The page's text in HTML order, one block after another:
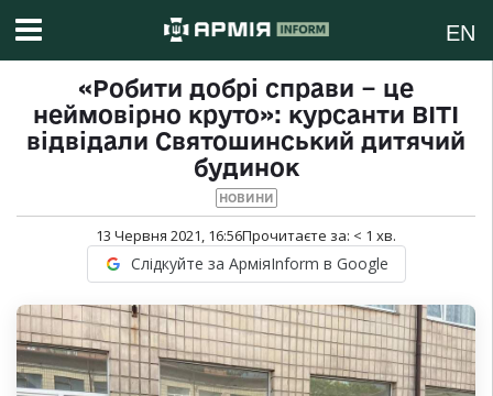
EN
«Робити добрі справи − це
неймовірно круто»: курсанти ВІТІ
відвідали Святошинський дитячий
будинок
НОВИНИ
13 Червня 2021, 16:56Прочитаєте за: < 1 хв.
Слідкуйте за АрміяInform в Google